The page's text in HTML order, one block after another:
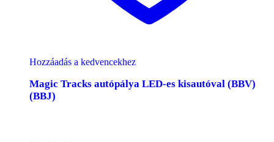
Hozzáadás a kedvencekhez
Magic Tracks autópálya LED-es kisautóval (BBV)
(BBJ)